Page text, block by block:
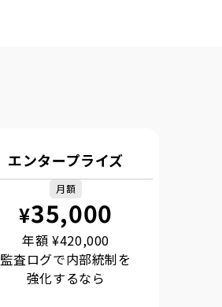
エンタープライズ
月額
¥35,000
年額 ¥420,000
監査ログで内部統制を
強化するなら